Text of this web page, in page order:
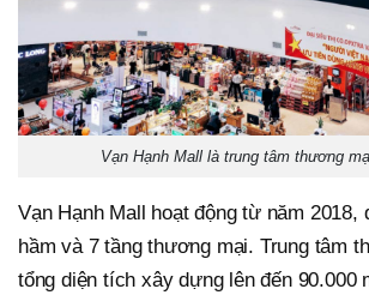
Vạn Hạnh Mall là trung tâm thương
Vạn Hạnh Mall hoạt động từ năm 2018,
hầm và 7 tầng thương mại. Trung tâm
tổng diện tích xây dựng lên đến 90.000